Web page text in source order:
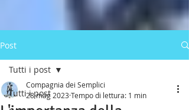
Post
Tutti i post
Tutti i post
Compagnia dei Semplici
28 mag 2023 Tempo di lettura: 1 min